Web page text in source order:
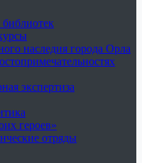
наследия города Орла
экспертиза
героев»
отряды